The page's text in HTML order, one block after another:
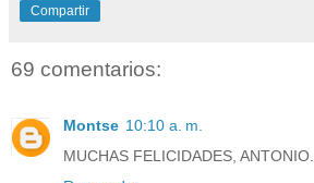
Compartir
69 comentarios:
Montse 10:10 a. m.
MUCHAS FELICIDADES, ANTONIO.